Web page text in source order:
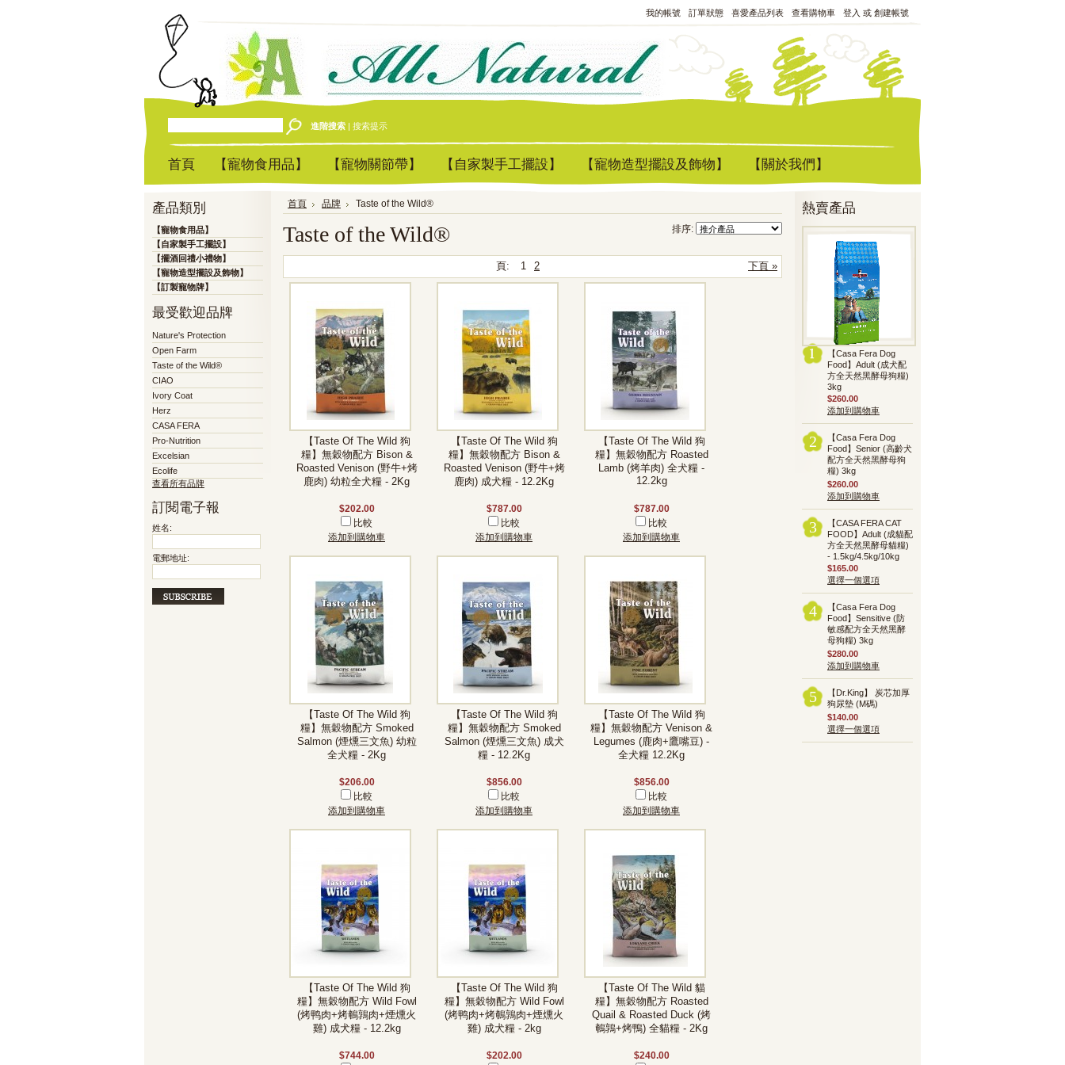
我的帳號 訂單狀態 喜愛產品列表 查看購物車 登入 或 創建帳號
進階搜索 | 搜索提示
首頁 【寵物食用品】 【寵物關節帶】 【自家製手工擺設】 【寵物造型擺設及飾物】 【關於我們】
產品類別
【寵物食用品】
【自家製手工擺設】
【擺酒回禮小禮物】
【寵物造型擺設及飾物】
【訂製寵物牌】
最受歡迎品牌
Nature's Protection
Open Farm
Taste of the Wild®
CIAO
Ivory Coat
Herz
CASA FERA
Pro-Nutrition
Excelsian
Ecolife
查看所有品牌
訂閱電子報
姓名:
電郵地址:
首頁 品牌 Taste of the Wild®
排序:
Taste of the Wild®
下頁 »
頁: 1 2
【Taste Of The Wild 狗
糧】無穀物配方 Bison &
Roasted Venison (野牛+烤
鹿肉) 幼粒全犬糧 - 2Kg
$202.00
比較
添加到購物車
【Taste Of The Wild 狗
糧】無穀物配方 Bison &
Roasted Venison (野牛+烤
鹿肉) 成犬糧 - 12.2Kg
$787.00
比較
添加到購物車
【Taste Of The Wild 狗
糧】無穀物配方 Roasted
Lamb (烤羊肉) 全犬糧 -
12.2kg
$787.00
比較
添加到購物車
【Taste Of The Wild 狗
糧】無穀物配方 Smoked
Salmon (煙燻三文魚) 幼粒
全犬糧 - 2Kg
$206.00
比較
添加到購物車
【Taste Of The Wild 狗
糧】無穀物配方 Smoked
Salmon (煙燻三文魚) 成犬
糧 - 12.2Kg
$856.00
比較
添加到購物車
【Taste Of The Wild 狗
糧】無穀物配方 Venison &
Legumes (鹿肉+鷹嘴豆) -
全犬糧 12.2Kg
$856.00
比較
添加到購物車
【Taste Of The Wild 狗
糧】無穀物配方 Wild Fowl
(烤鸭肉+烤鵪鶉肉+煙燻火
雞) 成犬糧 - 12.2kg
$744.00
【Taste Of The Wild 狗
糧】無穀物配方 Wild Fowl
(烤鸭肉+烤鵪鶉肉+煙燻火
雞) 成犬糧 - 2kg
$202.00
【Taste Of The Wild 貓
糧】無穀物配方 Roasted
Quail & Roasted Duck (烤
鵪鶉+烤鴨) 全貓糧 - 2Kg
$240.00
熱賣產品
【Casa Fera Dog
Food】Adult (成犬配
方全天然黑酵母狗糧)
3kg
$260.00
添加到購物車
2
【Casa Fera Dog
Food】Senior (高齡犬
配方全天然黑酵母狗
糧) 3kg
$260.00
添加到購物車
3
【CASA FERA CAT
FOOD】Adult (成貓配
方全天然黑酵母貓糧)
- 1.5kg/4.5kg/10kg
$165.00
選擇一個選項
4
【Casa Fera Dog
Food】Sensitive (防
敏感配方全天然黑酵
母狗糧) 3kg
$280.00
添加到購物車
5
【Dr.King】 炭芯加厚
狗尿墊 (M碼)
$140.00
選擇一個選項